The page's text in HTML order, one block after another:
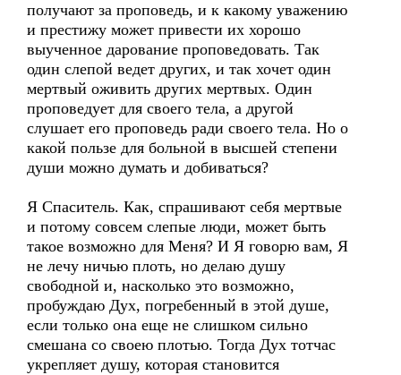
получают за проповедь, и к какому уважению
и престижу может привести их хорошо
выученное дарование проповедовать. Так
один слепой ведет других, и так хочет один
мертвый оживить других мертвых. Один
проповедует для своего тела, а другой
слушает его проповедь ради своего тела. Но о
какой пользе для больной в высшей степени
души можно думать и добиваться?
Я Спаситель. Как, спрашивают себя мертвые
и потому совсем слепые люди, может быть
такое возможно для Меня? И Я говорю вам, Я
не лечу ничью плоть, но делаю душу
свободной и, насколько это возможно,
пробуждаю Дух, погребенный в этой душе,
если только она еще не слишком сильно
смешана со своею плотью. Тогда Дух тотчас
укрепляет душу, которая становится